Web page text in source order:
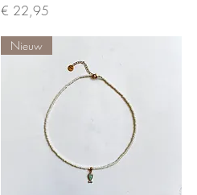
Price
€ 22,95
Nieuw